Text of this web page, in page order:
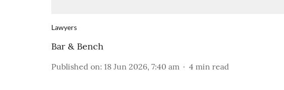
Lawyers
Bar & Bench
Published on: 18 Jun 2026, 7:40 am 4 min read